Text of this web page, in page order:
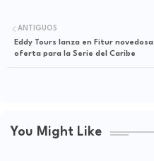
ANTIGUOS
Eddy Tours lanza en Fitur novedosa
oferta para la Serie del Caribe
You Might Like